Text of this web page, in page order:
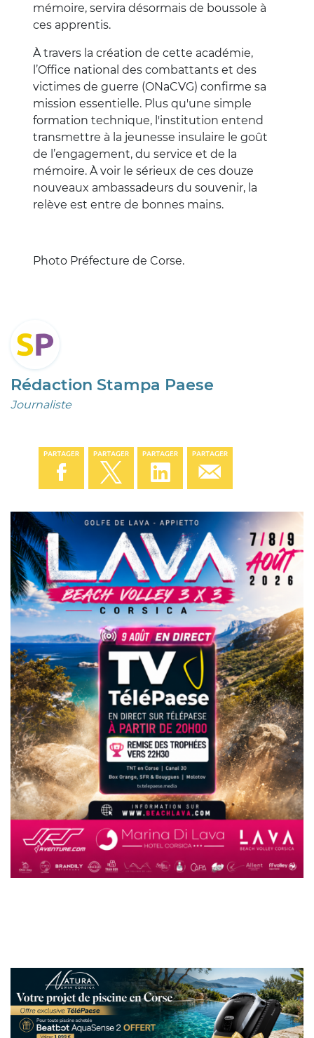
mémoire, servira désormais de boussole à
ces apprentis.
À travers la création de cette académie,
l’Office national des combattants et des
victimes de guerre (ONaCVG) confirme sa
mission essentielle. Plus qu'une simple
formation technique, l'institution entend
transmettre à la jeunesse insulaire le goût
de l’engagement, du service et de la
mémoire. À voir le sérieux de ces douze
nouveaux ambassadeurs du souvenir, la
relève est entre de bonnes mains.
Photo Préfecture de Corse.
Rédaction Stampa Paese
Journaliste